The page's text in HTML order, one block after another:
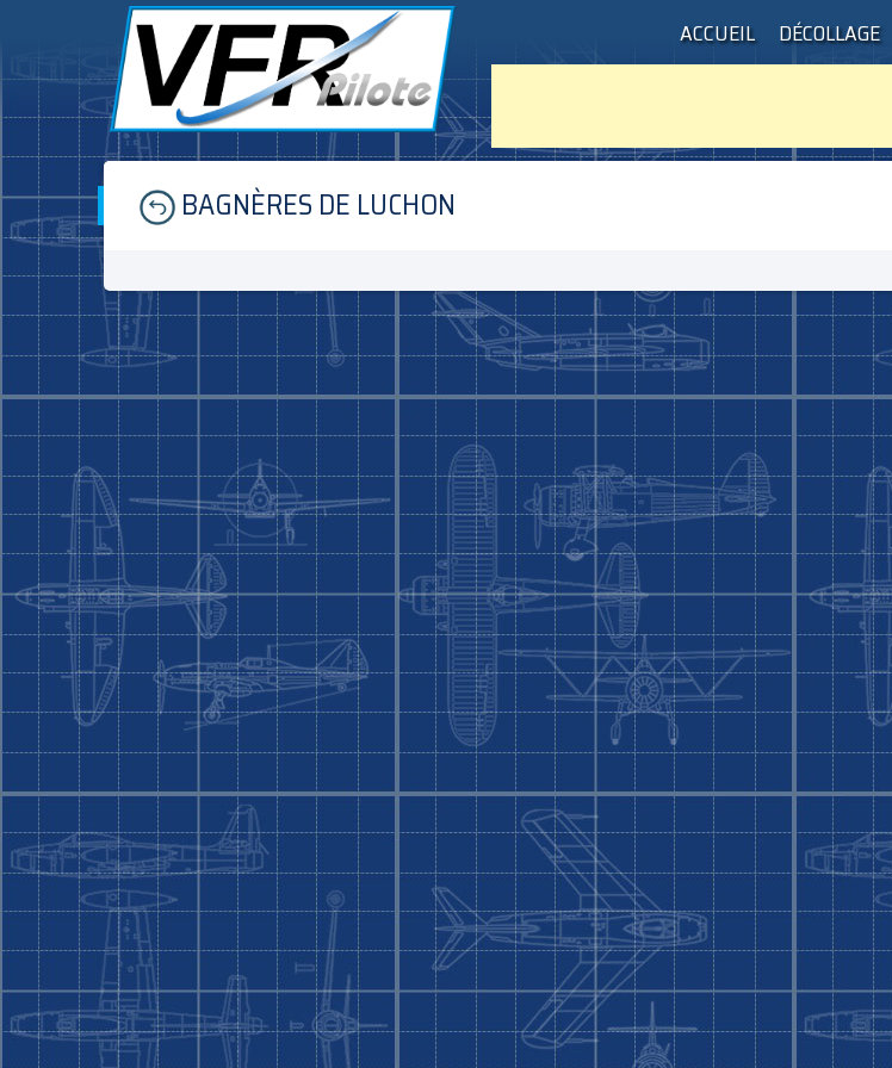
ACCUEIL DÉCOLLAGE
Skip
content
BAGNÈRES DE LUCHON